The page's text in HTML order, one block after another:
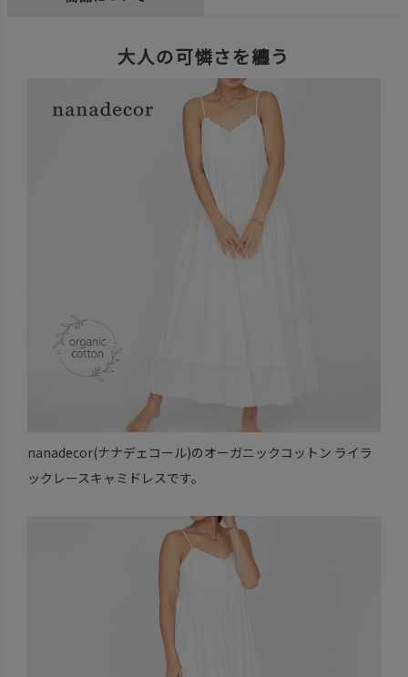
大人の可憐さを纏う
nanadecor(ナナデェコール)のオーガニックコットン ライラ
ックレースキャミドレスです。